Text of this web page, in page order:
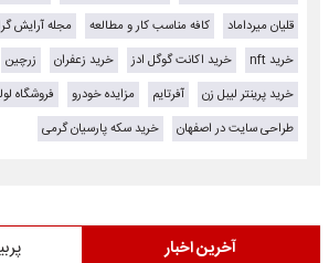
قلیان میرداماد
کافه مناسب کار و مطالعه مجله آرایش
خرید nft
خرید اکانت گوگل ادز خرید زعفران زرچین
خرید پرینتر لیبل زن
آفرتایم مزایده خودرو
فروشگاه
طراحی سایت در اصفهان
خرید سکه پارسیان گرمی
آخرین اخبار